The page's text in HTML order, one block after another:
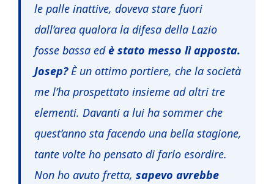
le palle inattive, doveva stare fuori
dall’area qualora la difesa della Lazio
fosse bassa edè stato messo lì apposta.
Josep?È un ottimo portiere, che la società
me l’ha prospettato insieme ad altri tre
elementi. Davanti a lui ha sommer che
quest’anno sta facendo una bella stagione,
tante volte ho pensato di farlo esordire.
Non ho avuto fretta, sapevo avrebbe